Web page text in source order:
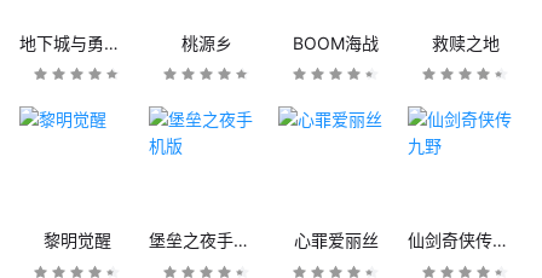
地下城与勇士M 桃源乡 BOOM海战 救赎之地
黎明觉醒 堡垒之夜手机版 心罪爱丽丝 仙剑奇侠传九野